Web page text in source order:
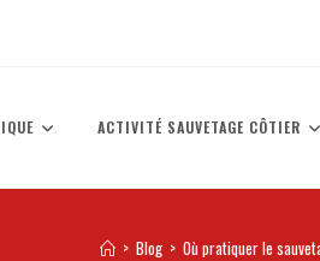
ACTIVITÉ SAUVETAGE CÔTIER
> Blog > Où pratiquer le